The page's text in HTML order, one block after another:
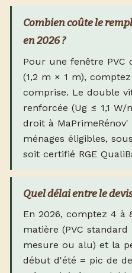
Combien coûte le
en 2026 ?
Pour une fenêtre PVC
(1,2 m × 1 m),
comprise. Le double
renforcée (Ug ≤ 1,1
droit à
ménages éligibles,
soit certifié RGE
Quel délai entre le
En 2026, comptez 4 à
matière (PVC
mesure ou alu) et la
début d'été = pic de